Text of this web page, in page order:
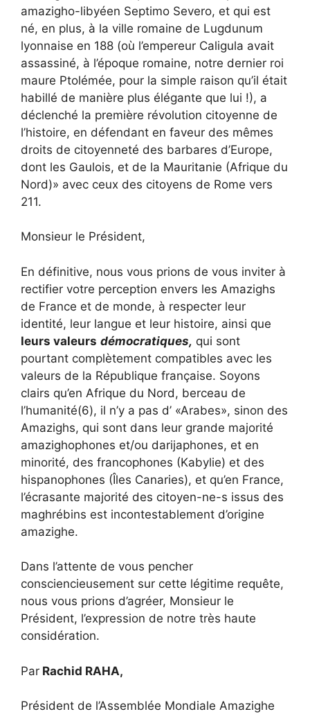
amazigho-libyéen Septimo Severo, et qui est
né, en plus, à la ville romaine de Lugdunum
lyonnaise en 188 (où l’empereur Caligula avait
assassiné, à l’époque romaine, notre dernier roi
maure Ptolémée, pour la simple raison qu’il était
habillé de manière plus élégante que lui !), a
déclenché la première révolution citoyenne de
l’histoire, en défendant en faveur des mêmes
droits de citoyenneté des barbares d’Europe,
dont les Gaulois, et de la Mauritanie (Afrique du
Nord)» avec ceux des citoyens de Rome vers
211.
Monsieur le Président,
En définitive, nous vous prions de vous inviter à
rectifier votre perception envers les Amazighs
de France et de monde, à respecter leur
identité, leur langue et leur histoire, ainsi que
leurs valeurs démocratiques, qui sont
pourtant complètement compatibles avec les
valeurs de la République française. Soyons
clairs qu’en Afrique du Nord, berceau de
l’humanité(6), il n’y a pas d’ «Arabes», sinon des
Amazighs, qui sont dans leur grande majorité
amazighophones et/ou darijaphones, et en
minorité, des francophones (Kabylie) et des
hispanophones (Îles Canaries), et qu’en France,
l’écrasante majorité des citoyen-ne-s issus des
maghrébins est incontestablement d’origine
amazighe.
Dans l’attente de vous pencher
consciencieusement sur cette légitime requête,
nous vous prions d’agréer, Monsieur le
Président, l’expression de notre très haute
considération.
Par Rachid RAHA,
Président de l’Assemblée Mondiale Amazighe